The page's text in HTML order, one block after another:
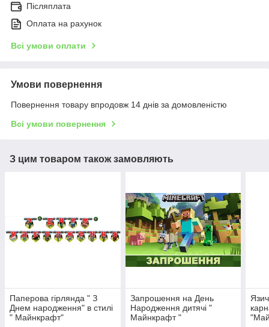
Післяплата
Оплата на рахунок
Всі умови оплати
Умови повернення
Повернення товару впродовж 14 днів за домовленістю
Всі умови повернення
З цим товаром також замовляють
Паперова гірлянда " З
Днем народження" в стилі
" Майнкрафт"
Запрошення на День
Народження дитячі "
Майнкрафт "